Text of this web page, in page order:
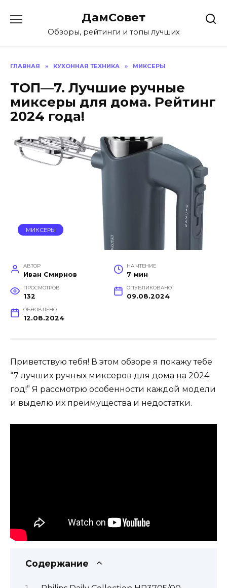
содержанию
ДамСовет
Обзоры, рейтинги и топы лучших
ГЛАВНАЯ » КУХОННАЯ ТЕХНИКА » МИКСЕРЫ
ТОП—7. Лучшие ручные
миксеры для дома. Рейтинг
2024 года!
МИКСЕРЫ
АВТОР
Иван Смирнов
НА ЧТЕНИЕ
7 мин
ПРОСМОТРОВ
132
ОПУБЛИКОВАНО
09.08.2024
ОБНОВЛЕНО
12.08.2024
Приветствую тебя! В этом обзоре я покажу тебе
“7 лучших ручных миксеров для дома на 2024
год!” Я рассмотрю особенности каждой модели
и выделю их преимущества и недостатки.
Содержание